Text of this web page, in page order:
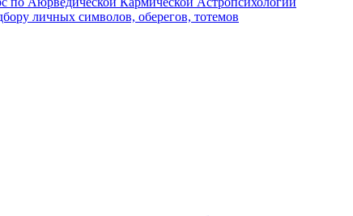
личных символов, оберегов, тотемов